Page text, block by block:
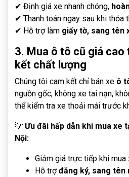
✔ Định giá xe nhanh chóng,
✔ Thanh toán ngay sau khi thỏa
✔ Hỗ trợ làm giấy tờ, sang tên
3. Mua ô tô cũ giá cao
kết chất lượng
Chúng tôi cam kết chỉ bán xe ô
nguồn gốc, không xe tai nạn,
thể kiểm tra xe thoải mái trước
💡 Ưu đãi hấp dẫn khi mua xe
Nội:
Giảm giá trực tiếp khi mua
Hỗ trợđăng ký, sang tên